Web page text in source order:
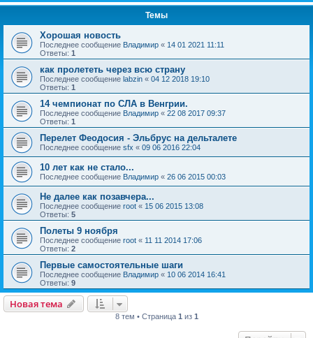
Темы
Хорошая новость
Последнее сообщение Владимир « 14 01 2021 11:11
Ответы: 1
как пролететь через всю страну
Последнее сообщение labzin « 04 12 2018 19:10
Ответы: 1
14 чемпионат по СЛА в Венгрии.
Последнее сообщение Владимир « 22 08 2017 09:37
Ответы: 1
Перелет Феодосия - Эльбрус на дельталете
Последнее сообщение sfx « 09 06 2016 22:04
10 лет как не стало...
Последнее сообщение Владимир « 26 06 2015 00:03
Не далее как позавчера...
Последнее сообщение root « 15 06 2015 13:08
Ответы: 5
Полеты 9 ноября
Последнее сообщение root « 11 11 2014 17:06
Ответы: 2
Первые самостоятельные шаги
Последнее сообщение Владимир « 10 06 2014 16:41
Ответы: 9
Новая тема
8 тем • Страница 1 из 1